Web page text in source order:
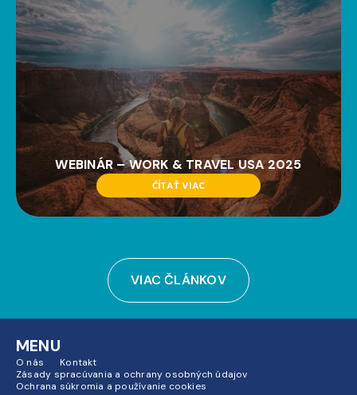
WEBINÁR – WORK & TRAVEL USA 2025
ČÍTAŤ VIAC
VIAC ČLÁNKOV
MENU
O nás
Kontakt
Zásady spracúvania a ochrany osobných údajov
Ochrana súkromia a používanie cookies